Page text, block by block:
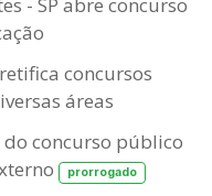
concursos
áreas
do concurso público
prorrogado